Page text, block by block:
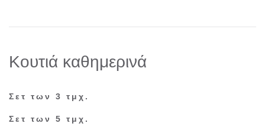
Κουτιά καθημερινά
Σετ των 3 τμχ.
Σετ των 5 τμχ.